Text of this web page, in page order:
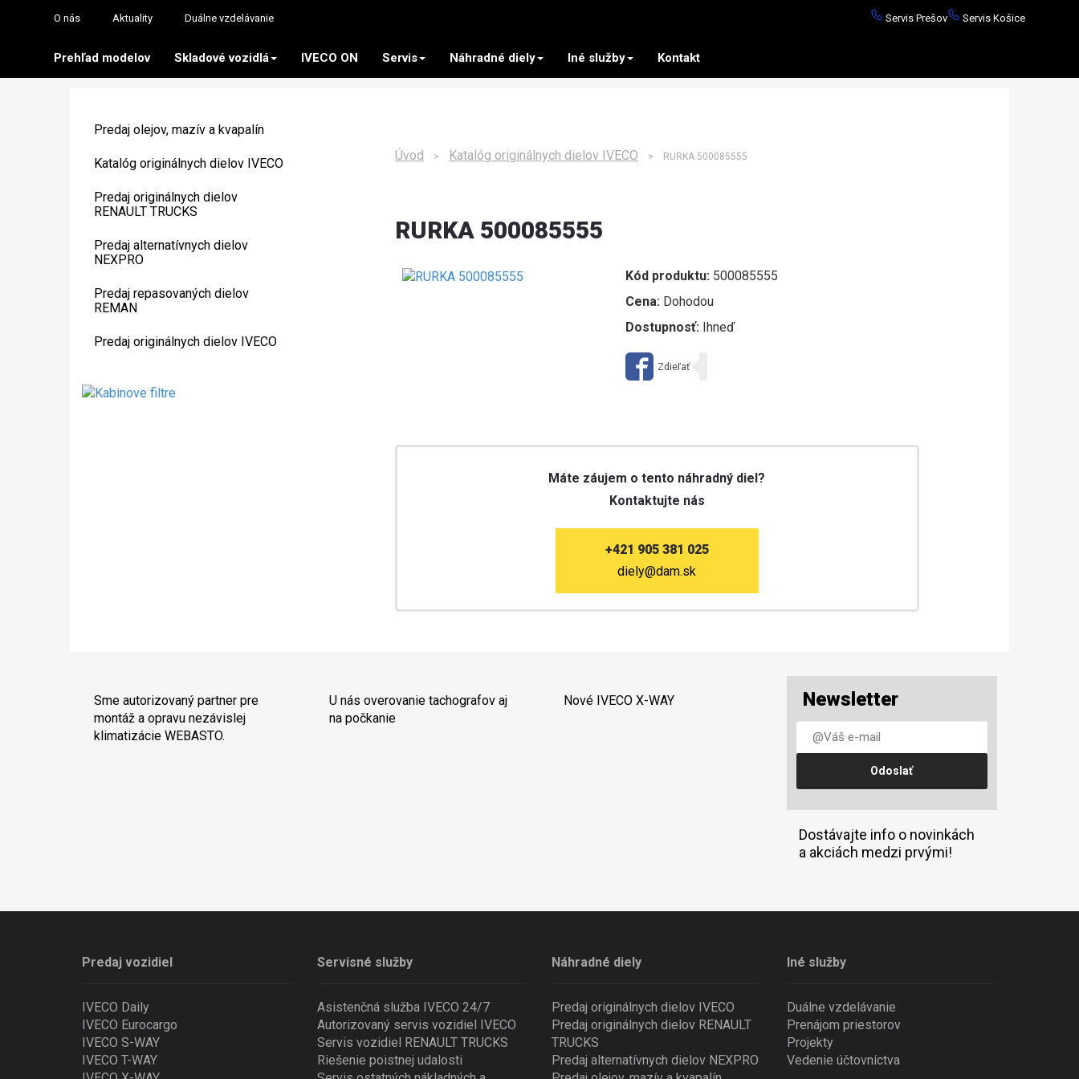
O nás Aktuality Duálne vzdelávanie Servis Prešov Servis Košice
Prehľad modelov Skladové vozidlá IVECO ON Servis Náhradné diely Iné služby Kontakt
Predaj olejov, mazív a kvapalín
Katalóg originálnych dielov IVECO
Predaj originálnych dielov
RENAULT TRUCKS
Predaj alternatívnych dielov
NEXPRO
Predaj repasovaných dielov
REMAN
Predaj originálnych dielov IVECO
Úvod > Katalóg originálnych dielov IVECO > RURKA 500085555
RURKA 500085555
Kód produktu:500085555
Cena:Dohodou
Dostupnosť:Ihneď
Máte záujem o tento náhradný diel?
Kontaktujte nás
+421 905 381 025
diely@dam.sk
Sme autorizovaný partner pre
montáž a opravu nezávislej
klimatizácie WEBASTO.
U nás overovanie tachografov aj
na počkanie
Nové IVECO X-WAY Newsletter
Dostávajte info o novinkách
a akciách medzi prvými!
Predaj vozidiel
IVECO Daily
IVECO Eurocargo
IVECO S-WAY
IVECO T-WAY
Servisné služby
Asistenčná služba IVECO 24/7
Autorizovaný servis vozidiel IVECO
Servis vozidiel RENAULT TRUCKS
Riešenie poistnej udalosti
Náhradné diely
Predaj originálnych dielov IVECO
Predaj originálnych dielov RENAULT
TRUCKS
Predaj alternatívnych dielov NEXPRO
Iné služby
Duálne vzdelávanie
Prenájom priestorov
Projekty
Vedenie účtovníctva